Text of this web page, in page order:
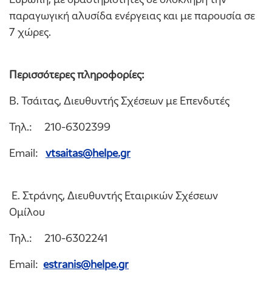
παραγωγική αλυσίδα ενέργειας και με παρουσία σε
7 χώρες.
Περισσότερες πληροφορίες:
Β. Τσάιτας, Διευθυντής Σχέσεων με Επενδυτές
Τηλ.: 210-6302399
Email: vtsaitas@helpe.gr
E. Στράνης, Διευθυντής Εταιρικών Σχέσεων
Ομίλου
Τηλ.: 210-6302241
Email: estranis@helpe.gr